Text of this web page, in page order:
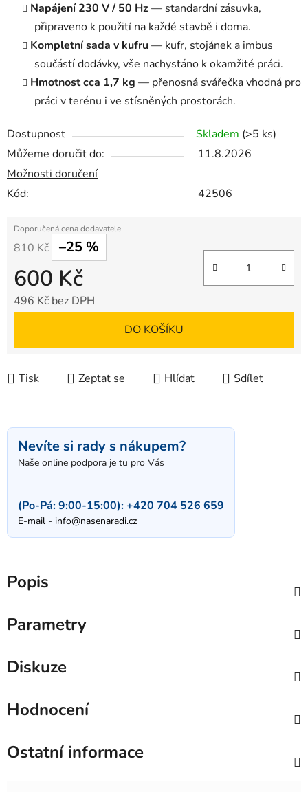
Napájení 230 V / 50 Hz— standardní zásuvka,
připraveno k použití na každé stavbě i doma.
Kompletní sada v kufru— kufr, stojánek a imbus
součástí dodávky, vše nachystáno k okamžité práci.
Hmotnost cca 1,7 kg — přenosná svářečka vhodná pro
práci v terénu i ve stísněných prostorách.
Dostupnost Skladem (>5 ks)
Můžeme doručit do:
11.8.2026
Možnosti doručení
Kód:
42506
810 Kč –25 %
600 Kč
496 Kč bez DPH
DO KOŠÍKU
Tisk Zeptat se Hlídat Sdílet
Nevíte si rady s nákupem?
Naše online podpora je tu pro Vás
(Po-Pá: 9:00-15:00):+420 704 526 659
E-mail - info@nasenaradi.cz
Popis
Parametry
Diskuze
Hodnocení
Ostatní informace